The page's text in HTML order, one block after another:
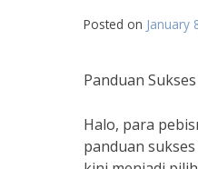
Posted on January
Panduan
Halo, para
panduan